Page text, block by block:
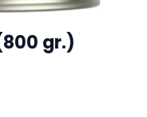
gr.)